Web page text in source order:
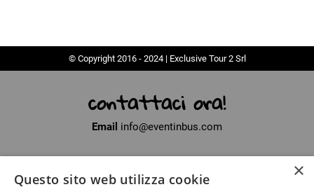
© Copyright 2016 - 2024 | Exclusive Tour 2 Srl
contattaci ora!
Email info@eventinbus.com
Partita Iva01371040450
×
Questo sito web utilizza cookie